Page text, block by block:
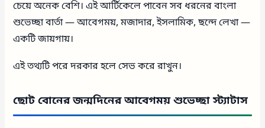
চেয়ে অনেক বেশি। এই আর্টিকেলে পাবেন সব ধরনের বাংলা
শুভেচ্ছা বার্তা — আবেগময়, মজাদার, ইসলামিক, ছন্দে লেখা —
একটি জায়গায়।
এই তথ্যটি পরে দরকার হলে সেভ করে রাখুন।
ছোট বোনের জন্মদিনের আবেগময় শুভেচ্ছা স্ট্যাটাস